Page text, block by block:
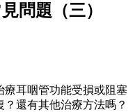
問題（三）
療耳咽管功能受損或阻塞
還有其他治療方法嗎？